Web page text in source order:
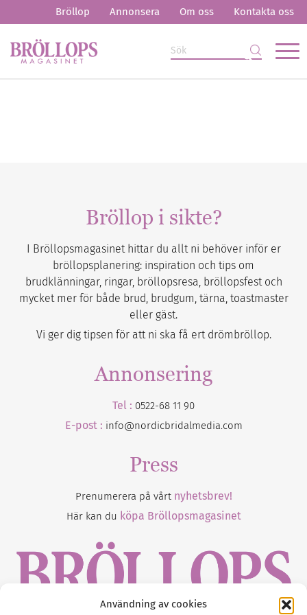
Användning av cookies
Bröllop Annonsera Om oss Kontakta oss
Bröllop i sikte?
I Bröllopsmagasinet hittar du allt ni behöver inför er
bröllopsplanering: inspiration och tips om
brudklänningar, ringar, bröllopsresa, bröllopsfest och
mycket mer för både brud, brudgum, tärna, toastmaster
eller gäst.
Vi ger dig tipsen för att ni ska få ert drömbröllop.
Annonsering
Tel : 0522-68 11 90
E-post : info@nordicbridalmedia.com
Press
Prenumerera på vårt nyhetsbrev!
Här kan du köpa Bröllopsmagasinet